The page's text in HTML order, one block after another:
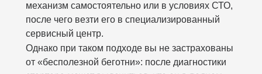
механизм самостоятельно или в условиях СТО,
после чего везти его в специализированный
сервисный центр.
Однако при таком подходе вы не застрахованы
от «бесполезной беготни»: после диагностики